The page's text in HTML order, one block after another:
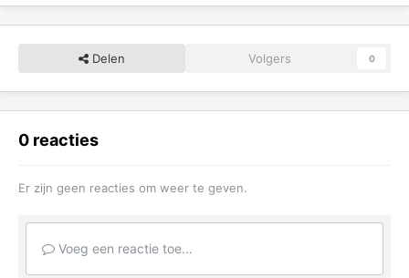
Delen Volgers 0
0 reacties
Er zijn geen reacties om weer te geven.
Voeg een reactie toe...